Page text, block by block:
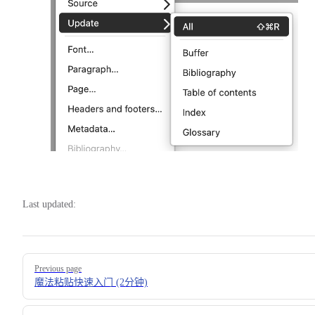
Last updated:
Pager
Previous page
魔法粘贴快速入门 (2分钟)